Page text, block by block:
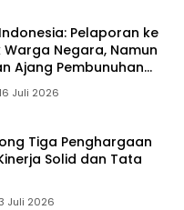
Pelaporan ke
Warga Negara, Namun
Ajang Pembunuhan
Sultra
16 Juli 2026
Tiga Penghargaan
Solid dan Tata
Juli 2026